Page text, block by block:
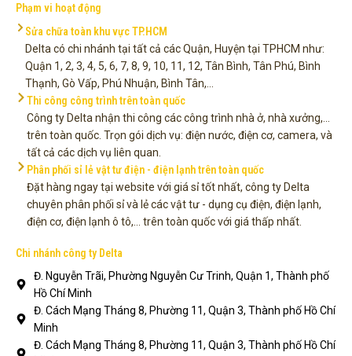
Phạm vi hoạt động
Sửa chữa toàn khu vực TP.HCM
Delta có chi nhánh tại tất cả các Quận, Huyện tại TPHCM như:
Quận 1, 2, 3, 4, 5, 6, 7, 8, 9, 10, 11, 12, Tân Bình, Tân Phú, Bình
Thạnh, Gò Vấp, Phú Nhuận, Bình Tân,...
Thi công công trình trên toàn quốc
Công ty Delta nhận thi công các công trình nhà ở, nhà xưởng,...
trên toàn quốc. Trọn gói dịch vụ: điện nước, điện cơ, camera, và
tất cả các dịch vụ liên quan.
Phân phối sỉ lẻ vật tư điện - điện lạnh trên toàn quốc
Đặt hàng ngay tại website với giá sỉ tốt nhất, công ty Delta
chuyên phân phối sỉ và lẻ các vật tư - dụng cụ điện, điện lạnh,
điện cơ, điện lạnh ô tô,... trên toàn quốc với giá thấp nhất.
Chi nhánh công ty Delta
Đ. Nguyễn Trãi, Phường Nguyễn Cư Trinh, Quận 1, Thành phố
Hồ Chí Minh
Đ. Cách Mạng Tháng 8, Phường 11, Quận 3, Thành phố Hồ Chí
Minh
Đ. Cách Mạng Tháng 8, Phường 11, Quận 3, Thành phố Hồ Chí